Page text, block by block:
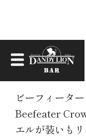
お知らせ
ビーフィータ
Beefeater
エルが装いも